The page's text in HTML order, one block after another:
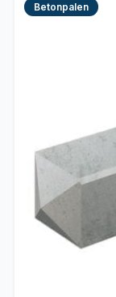
Betonpalen